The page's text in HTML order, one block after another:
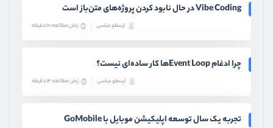
Vibe Coding در حال نابود کردن پروژه‌های متن‌باز است
ارسطو عباسی زمان مطالعه: 10 دقیقه
چرا ادغام Event Loopها کار ساده‌ای نیست؟
ارسطو عباسی زمان مطالعه: 14 دقیقه
تجربه یک سال توسعه اپلیکیشن موبایل با GoMobile